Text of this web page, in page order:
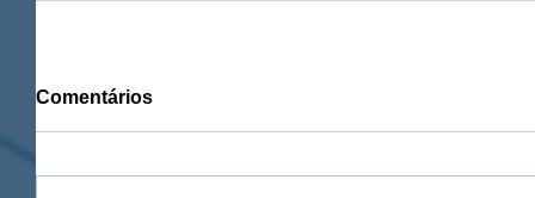
Comentários